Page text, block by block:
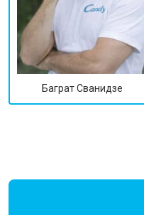
Баграт Сванидзе